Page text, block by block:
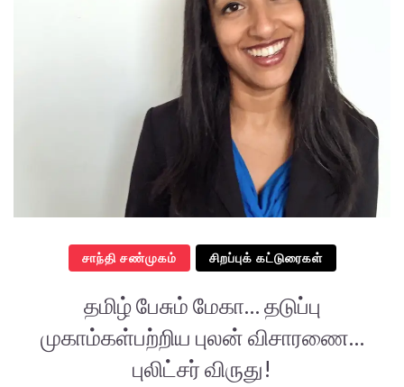
சாந்தி சண்முகம் சிறப்புக் கட்டுரைகள்
தமிழ் பேசும் மேகா… தடுப்பு
முகாம்கள்பற்றிய புலன் விசாரணை…
புலிட்சர் விருது!